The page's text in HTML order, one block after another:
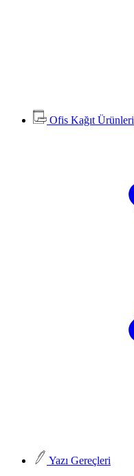
Ofis Kağıt Ürünleri
Yazı Gereçleri